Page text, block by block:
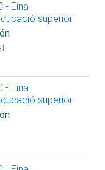
- Eina
superior
- Eina
superior